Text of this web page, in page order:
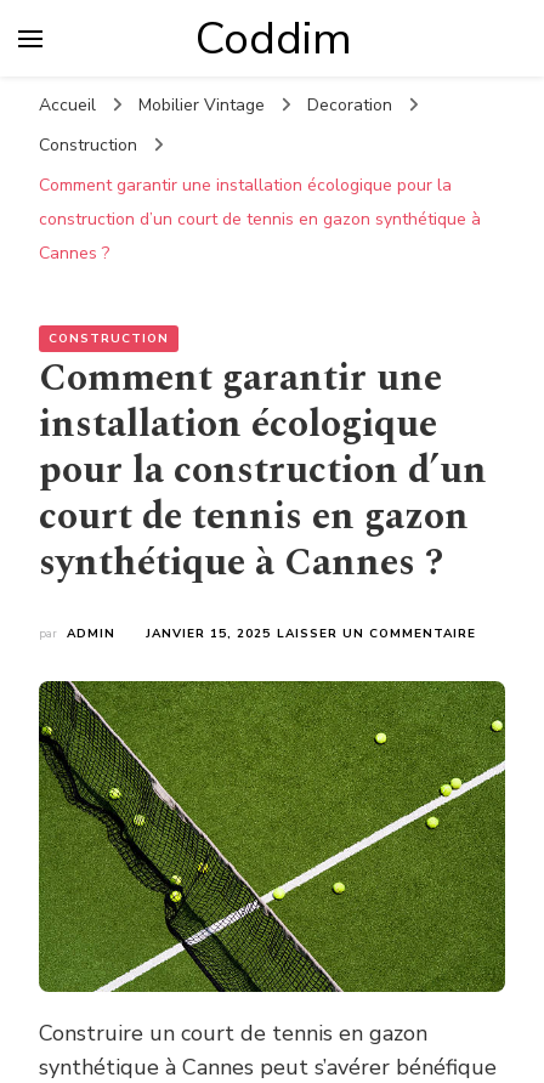
Coddim
Accueil Mobilier Vintage
Decoration
Construction
Comment garantir une installation écologique pour la
construction d’un court de tennis en gazon synthétique à
Cannes ?
CONSTRUCTION
Comment garantir une
installation écologique
pour la construction d’un
court de tennis en gazon
synthétique à Cannes ?
par ADMIN JANVIER 15, 2025 LAISSER UN COMMENTAIRE
UNE
POUR
LA
D’UN
COURT
DE
TENNIS
EN
GAZON
À
Construire un court de tennis en gazon
synthétique à Cannes peut s’avérer bénéfique